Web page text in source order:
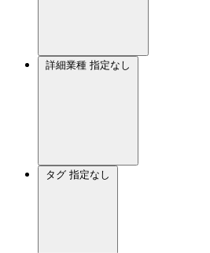
詳細業種 指定なし
タグ 指定なし